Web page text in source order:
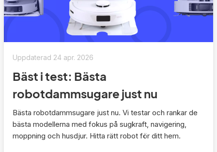
Uppdaterad 24 apr. 2026
Bäst i test: Bästa
robotdammsugare just nu
Bästa robotdammsugare just nu. Vi testar och rankar de
bästa modellerna med fokus på sugkraft, navigering,
moppning och husdjur. Hitta rätt robot för ditt hem.